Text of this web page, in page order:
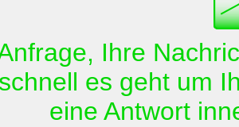
Ihre
es geht um
eine Antwort